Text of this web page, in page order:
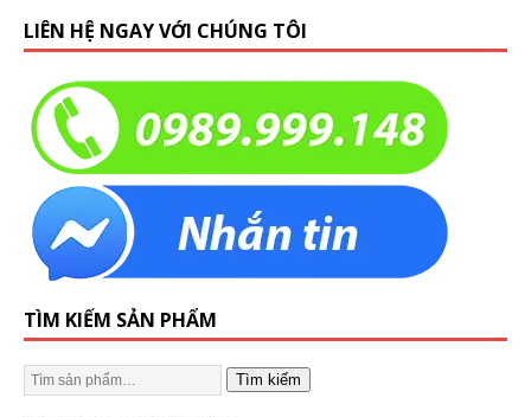
LIÊN HỆ NGAY VỚI CHÚNG TÔI
TÌM KIẾM SẢN PHẨM
Tìm kiếm